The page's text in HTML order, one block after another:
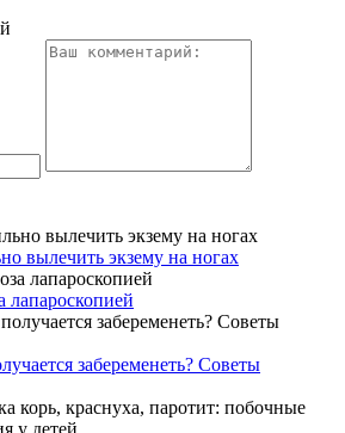
вылечить экзему на ногах
лапароскопией
забеременеть? Советы